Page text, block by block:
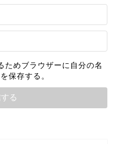
ためブラウザーに自分の名
保存する。